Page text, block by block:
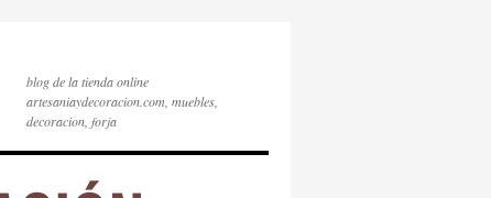
blog de la tienda online
artesaniaydecoracion.com, muebles,
decoracion, forja